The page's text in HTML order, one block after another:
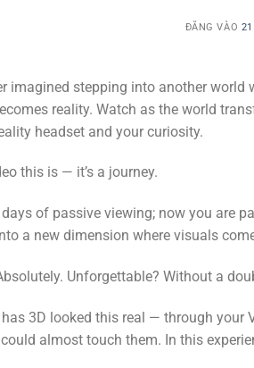
ĐĂNG VÀO
imagined stepping into another
reality. Watch as the world
headset and your curiosity.
this is — it’s a journey.
days of passive viewing; now you are
a new dimension where visuals
Unforgettable? Without a
has 3D looked this real — through
almost touch them. In this